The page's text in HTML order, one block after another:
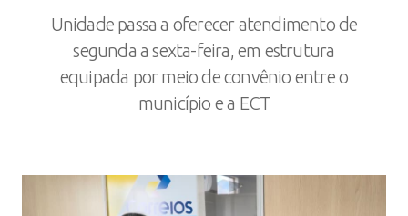
Unidade passa a oferecer atendimento de
segunda a sexta-feira, em estrutura
equipada por meio de convênio entre o
município e a ECT